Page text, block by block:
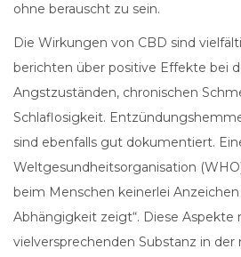
ohne berauscht zu sein.
Die Wirkungen von CBD sind
berichten über positive Effekte bei
Angstzuständen, chronischen
Schlaflosigkeit.
sind ebenfalls gut dokumentiert.
Weltgesundheitsorganisation
beim Menschen keinerlei
Abhängigkeit zeigt“. Diese Aspekte
vielversprechenden Substanz in der